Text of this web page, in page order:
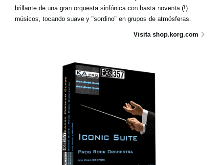
brillante de una gran orquesta sinfónica con hasta noventa (!)
músicos, tocando suave y "sordino" en grupos de atmósferas.
Visita shop.korg.com